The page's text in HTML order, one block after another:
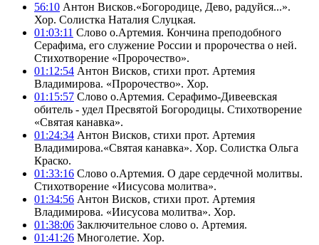
56:10 Антон Висков.«Богородице, Дево, радуйся...».
Хор. Солистка Наталия Слуцкая.
01:03:11 Слово о.Артемия. Кончина преподобного
Серафима, его служение России и пророчества о ней.
Стихотворение «Пророчество».
01:12:54 Антон Висков, стихи прот. Артемия
Владимирова. «Пророчество». Хор.
01:15:57 Слово о.Артемия. Серафимо-Дивеевская
обитель - удел Пресвятой Богородицы. Стихотворение
«Святая канавка».
01:24:34 Антон Висков, стихи прот. Артемия
Владимирова.«Святая канавка». Хор. Солистка Ольга
Краско.
01:33:16 Слово о.Артемия. О даре сердечной молитвы.
Стихотворение «Иисусова молитва».
01:34:56 Антон Висков, стихи прот. Артемия
Владимирова. «Иисусова молитва». Хор.
01:38:06 Заключительное слово о. Артемия.
01:41:26 Многолетие. Хор.